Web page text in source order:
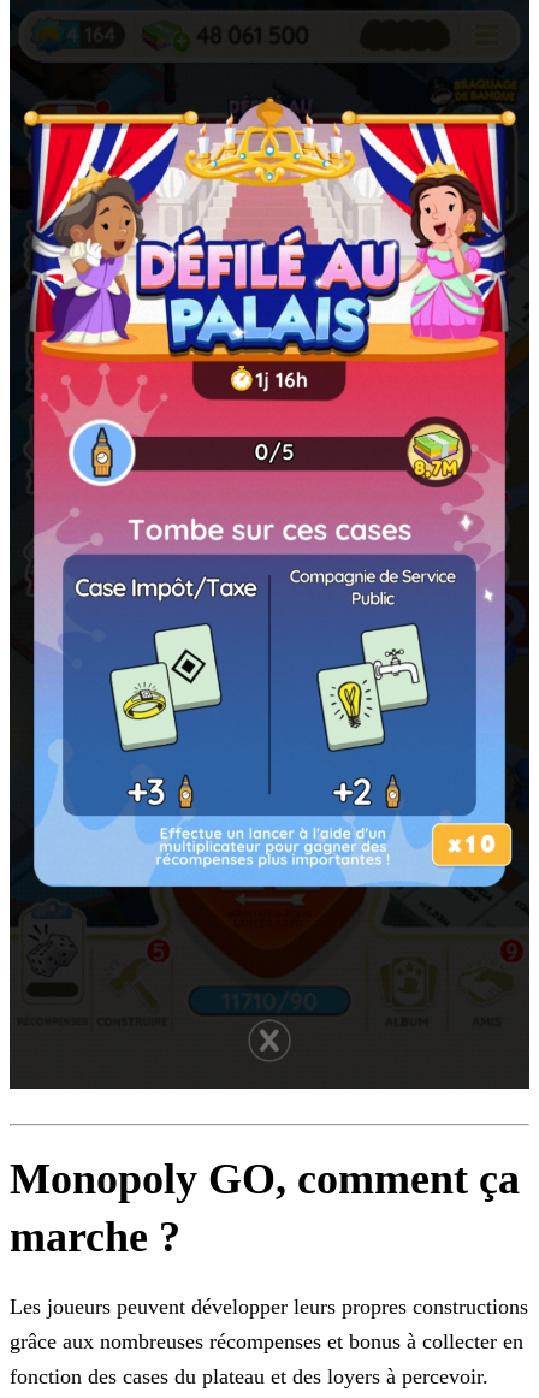
Monopoly GO, comment ça
marche ?
Les joueurs peuvent développer leurs propres constructions
grâce aux nombreuses récompenses et bonus à collecter en
fonction des cases du plateau et des loyers à percevoir.